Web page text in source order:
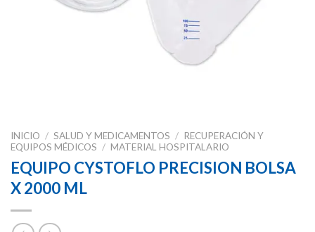
INICIO / SALUD Y MEDICAMENTOS / RECUPERACIÓN Y
EQUIPOS MÉDICOS / MATERIAL HOSPITALARIO
EQUIPO CYSTOFLO PRECISION BOLSA
X 2000 ML